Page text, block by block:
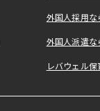
外国人採用
外国人派遣な
レバウェル